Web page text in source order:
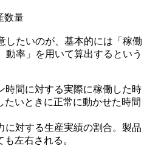
数量
したいのが、基本的には「稼働
動率」を用いて算出するという
時間に対する実際に稼働した時
たいときに正常に動かせた時間
に対する生産実績の割合。製品
左右される。